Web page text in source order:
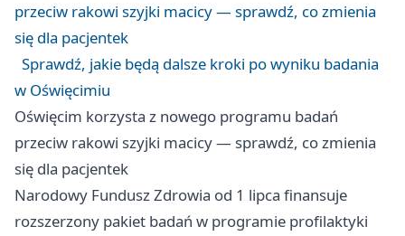
przeciw rakowi szyjki macicy — sprawdź, co zmienia
się dla pacjentek
Sprawdź, jakie będą dalsze kroki po wyniku badania
w Oświęcimiu
Oświęcim korzysta z nowego programu badań
przeciw rakowi szyjki macicy — sprawdź, co zmienia
się dla pacjentek
Narodowy Fundusz Zdrowia od 1 lipca finansuje
rozszerzony pakiet badań w programie profilaktyki